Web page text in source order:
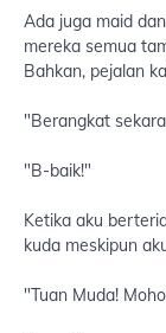
Ada juga maid
mereka semua
Bahkan, pejalan
"Berangkat
"B-baik!"
Ketika aku
kuda meskipun
"Tuan Muda!